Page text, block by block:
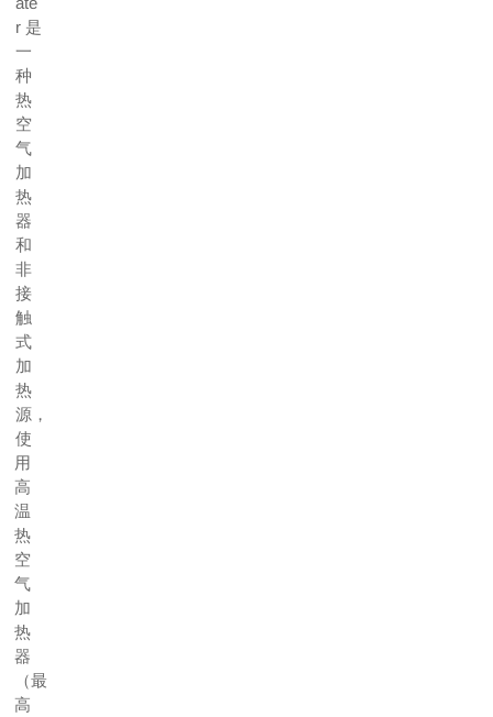
r 是
一
种
热
空
气
加
热
器
和
非
接
触
式
加
热
源，
使
用
高
温
热
空
气
加
热
器
（最
高